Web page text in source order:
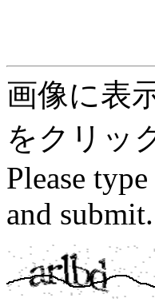
画像に表
をクリッ
Please
and submit.